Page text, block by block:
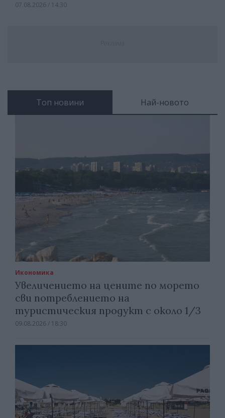
07.08.2026 / 14:30
Топ новини Най-новото
Икономика
Увеличението на цените по морето
сви потреблението на
туристическия продукт с около 1/3
09.08.2026 / 18:30